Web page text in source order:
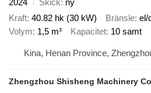
2024
Skick ny
Kraft 40.82 hk (30 kW) Bränsle el/
Volym 1,5 m³ Kapacitet 10 samt
Zhengzhou Shisheng Machinery